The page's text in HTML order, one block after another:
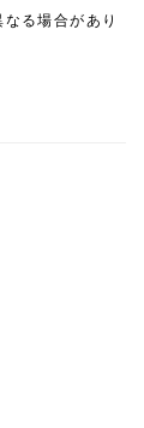
る場合があり